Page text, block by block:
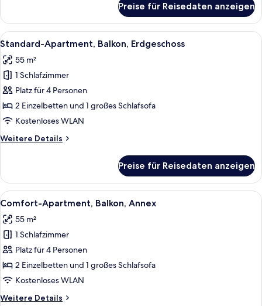
Studio,
2 Einzelbetten,
Balkon,
Preise für Reisedaten anzeigen
Alle
Fotos
für
Standard-
Apartment,
Balkon,
Erdgeschoss
Ein Hotelzimmer mit einem großen
6
Standard-Apartment, Balkon, Erdgeschoss
55 m²
1 Schlafzimmer
Platz für 4 Personen
2 Einzelbetten und 1 großes Schlafsofa
Kostenloses WLAN
Weitere Details
Weitere
Apartment,
Balkon,
Erdgeschoss
Preise für Reisedaten anzeigen
Alle
Fotos
für
Comfort-
Apartment,
Balkon,
Annex
Ein modernes Wohnzimmer mit
8
Comfort-Apartment, Balkon, Annex
55 m²
1 Schlafzimmer
Platz für 4 Personen
2 Einzelbetten und 1 großes Schlafsofa
Kostenloses WLAN
Weitere Details
Weitere